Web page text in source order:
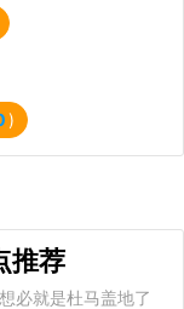
)
推荐
必就是杜马盖地了